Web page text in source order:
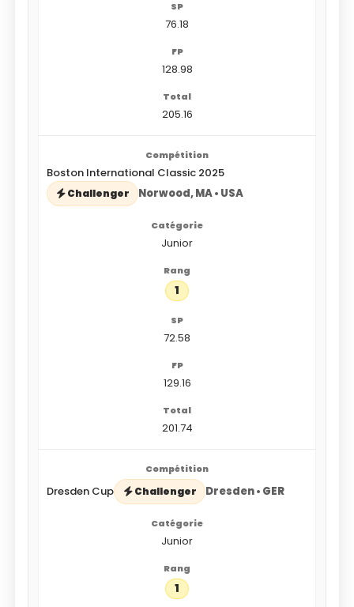
76.18
128.98
205.16
Boston International Classic 2025
Challenger Norwood, MA • USA
Junior
1
72.58
129.16
201.74
Dresden Cup Challenger Dresden • GER
Junior
1